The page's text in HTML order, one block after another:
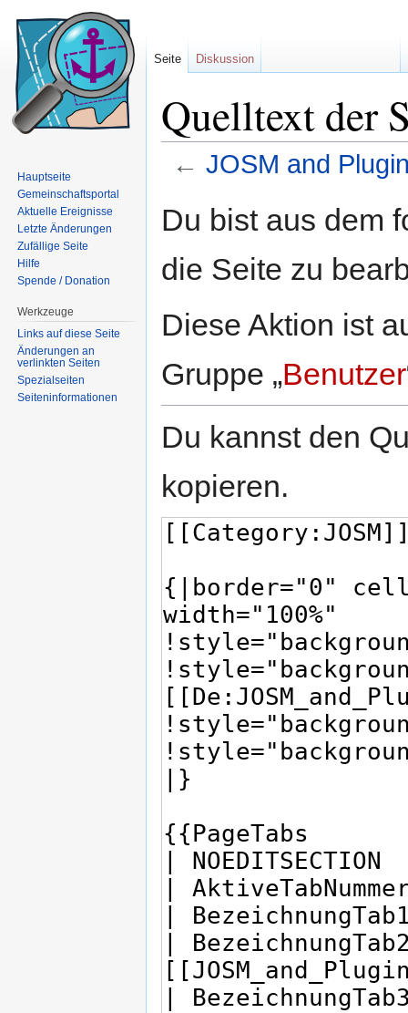
Quelltext der
← JOSM and
Du bist aus dem
die Seite zu
Diese Aktion ist
Gruppe „Benutzer
Du kannst den
kopieren.
Seite Diskussion
Hauptseite
Gemeinschaftsportal
Aktuelle Ereignisse
Letzte Änderungen
Zufällige Seite
Hilfe
Spende / Donation
Werkzeuge
Links auf diese Seite
Änderungen an
verlinkten Seiten
Spezialseiten
Seiten­informationen